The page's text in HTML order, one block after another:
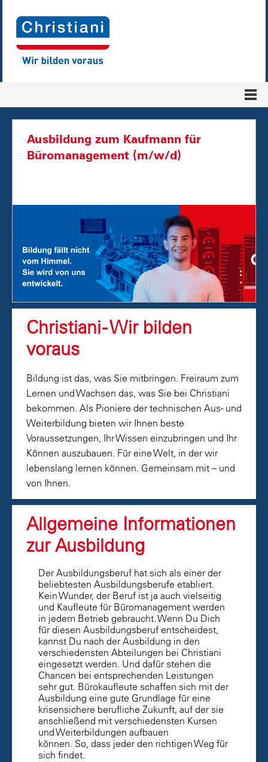
Ausbildung zum Kaufmann für
Büromanagement (m/w/d)
Christiani - Wir bilden
voraus
Bildung ist das, was Sie mitbringen. Freiraum zum
Lernen und Wachsen das, was Sie bei Christiani
bekommen. Als Pioniere der technischen Aus- und
Weiterbildung bieten wir Ihnen beste
Voraussetzungen, Ihr Wissen einzubringen und Ihr
Können auszubauen. Für eine Welt, in der wir
lebenslang lernen können. Gemeinsam mit – und
von Ihnen.
Allgemeine Informationen
zur Ausbildung
Der Ausbildungsberuf hat sich als einer der
beliebtesten Ausbildungsberufe etabliert.
Kein Wunder, der Beruf ist ja auch vielseitig
und Kaufleute für Büromanagement werden
in jedem Betrieb gebraucht. Wenn Du Dich
für diesen Ausbildungsberuf entscheidest,
kannst Du nach der Ausbildung in den
verschiedensten Abteilungen bei Christiani
eingesetzt werden. Und dafür stehen die
Chancen bei entsprechenden Leistungen
sehr gut. Bürokaufleute schaffen sich mit der
Ausbildung eine gute Grundlage für eine
krisensichere berufliche Zukunft, auf der sie
anschließend mit verschiedensten Kursen
und Weiterbildungen aufbauen
können. So, dass jeder den richtigen Weg für
sich findet.